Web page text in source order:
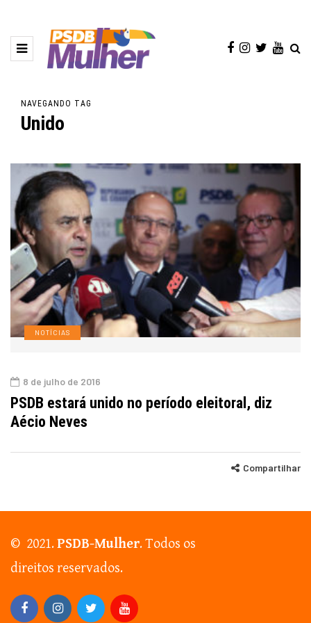
NAVEGANDO TAG
Unido
NOTÍCIAS
8 de julho de 2016
PSDB estará unido no período eleitoral, diz
Aécio Neves
Compartilhar
© 2021.PSDB-Mulher. Todos os
direitos reservados.